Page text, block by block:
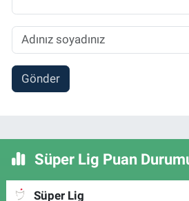
Gönder
Süper Lig Puan
Süper Lig